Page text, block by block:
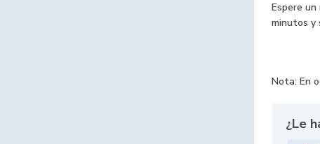
Espere
minutos y
Nota: En
¿Le